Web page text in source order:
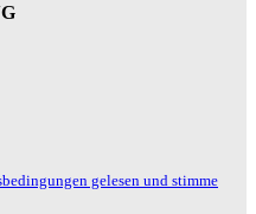
gelesen und stimme